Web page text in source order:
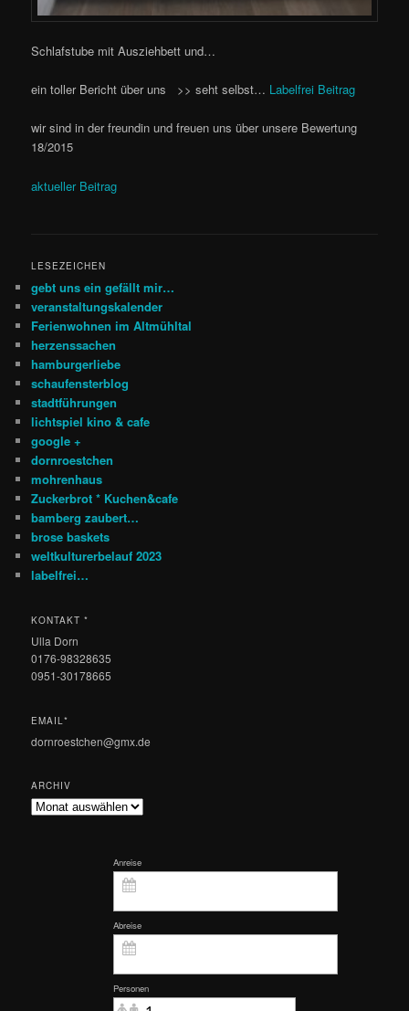
Schlafstube mit Ausziehbett und…
ein toller Bericht über uns >> seht selbst… Labelfrei Beitrag
wir sind in der freundin und freuen uns über unsere Bewertung
18/2015
aktueller Beitrag
LESEZEICHEN
gebt uns ein gefällt mir…
veranstaltungskalender
Ferienwohnen im Altmühltal
herzenssachen
hamburgerliebe
schaufensterblog
stadtführungen
lichtspiel kino & cafe
google +
dornroestchen
mohrenhaus
Zuckerbrot * Kuchen&cafe
bamberg zaubert…
brose baskets
weltkulturerbelauf 2023
labelfrei…
KONTAKT *
Ulla Dorn
0176-98328635
0951-30178665
EMAIL*
dornroestchen@gmx.de
ARCHIV
Archiv
Anreise
Abreise
Personen